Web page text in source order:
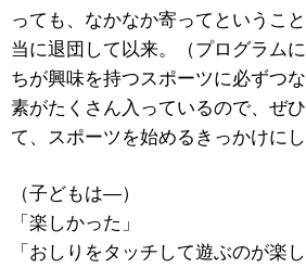
っても、なかなか寄ってというこ
当に退団して以来。（プログラム
ちが興味を持つスポーツに必ずつ
素がたくさん入っているので、ぜ
て、スポーツを始めるきっかけにし
（子どもは―）
「楽しかった」
「おしりをタッチして遊ぶのが楽し